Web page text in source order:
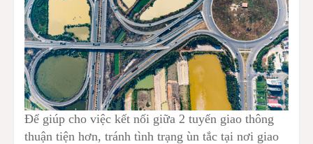
Để giúp cho việc kết nối giữa 2 tuyến giao thông
thuận tiện hơn, tránh tình trạng ùn tắc tại nơi giao